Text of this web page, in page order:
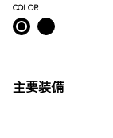
COLOR
主要装備